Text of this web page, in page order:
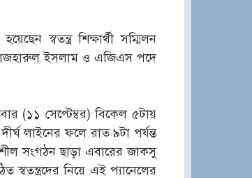
স্বতন্ত্র শিক্ষার্থী সম্মিলন
ইসলাম ও এজিএস পদে
(১১ সেপ্টেম্বর) বিকেল ৫টায়
লাইনের ফলে রাত ৯টা পর্যন্ত
সংগঠন ছাড়া এবারের জাকসু
স্বতন্ত্রদের নিয়ে এই প্যানেলের